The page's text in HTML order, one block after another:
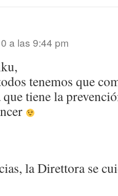
a las 9:44 pm
tenemos que
tiene la
la Direttora se